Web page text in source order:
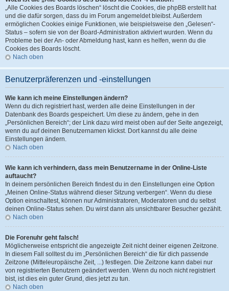
„Alle Cookies des Boards löschen“ löscht die Cookies, die phpBB erstellt hat
und die dafür sorgen, dass du im Forum angemeldet bleibst. Außerdem
ermöglichen Cookies einige Funktionen, wie beispielsweise den „Gelesen“-
Status – sofern sie von der Board-Administration aktiviert wurden. Wenn du
Probleme bei der An- oder Abmeldung hast, kann es helfen, wenn du die
Cookies des Boards löscht.
Nach oben
Benutzerpräferenzen und -einstellungen
Wie kann ich meine Einstellungen ändern?
Wenn du dich registriert hast, werden alle deine Einstellungen in der
Datenbank des Boards gespeichert. Um diese zu ändern, gehe in den
„Persönlichen Bereich“; der Link dazu wird meist oben auf der Seite angezeigt,
wenn du auf deinen Benutzernamen klickst. Dort kannst du alle deine
Einstellungen ändern.
Nach oben
Wie kann ich verhindern, dass mein Benutzername in der Online-Liste
auftaucht?
In deinem persönlichen Bereich findest du in den Einstellungen eine Option
„Meinen Online-Status während dieser Sitzung verbergen“. Wenn du diese
Option einschaltest, können nur Administratoren, Moderatoren und du selbst
deinen Online-Status sehen. Du wirst dann als unsichtbarer Besucher gezählt.
Nach oben
Die Forenuhr geht falsch!
Möglicherweise entspricht die angezeigte Zeit nicht deiner eigenen Zeitzone.
In diesem Fall solltest du im „Persönlichen Bereich“ die für dich passende
Zeitzone (Mitteleuropäische Zeit, ...) festlegen. Die Zeitzone kann dabei nur
von registrierten Benutzern geändert werden. Wenn du noch nicht registriert
bist, ist dies ein guter Grund, dies jetzt zu tun.
Nach oben